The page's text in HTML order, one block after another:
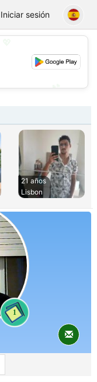
Iniciar sesión
21 años
Lisbon
1